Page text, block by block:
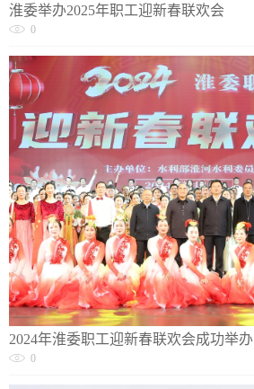
淮委举办2025年职工迎新春联欢会
0
2024年淮委职工迎新春联欢会成功举办
0